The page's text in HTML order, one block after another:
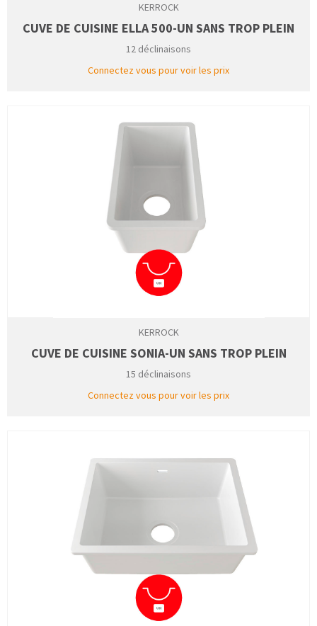
KERROCK
CUVE DE CUISINE ELLA 500-UN SANS TROP PLEIN
12 déclinaisons
Connectez vous pour voir les prix
KERROCK
CUVE DE CUISINE SONIA-UN SANS TROP PLEIN
15 déclinaisons
Connectez vous pour voir les prix